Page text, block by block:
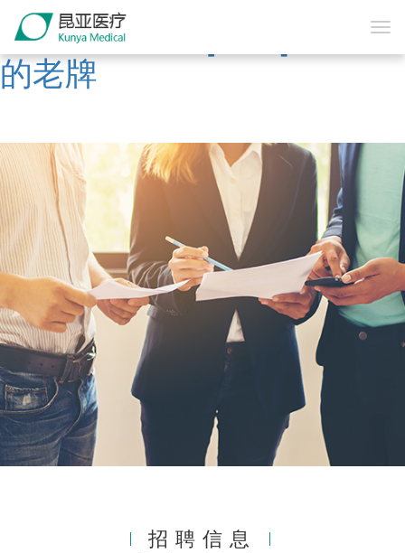
W66国际·利来[中国]最给力
的老牌
招聘信息